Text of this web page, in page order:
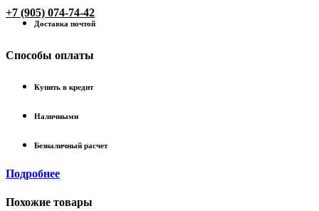
+7 (905) 074-74-42
Доставка почтой
Способы оплаты
Купить в кредит
Наличными
Безналичный расчет
Подробнее
Похожие товары